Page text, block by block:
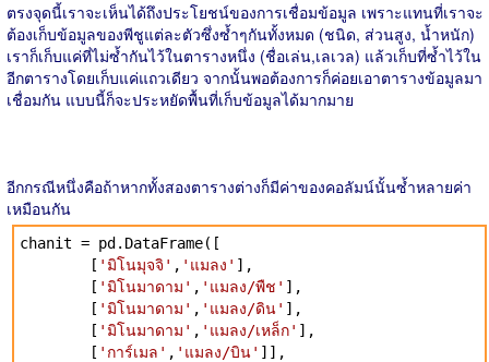
ตรงจุดนี้เราจะเห็นได้ถึงประโยชน์ของการเชื่อมข้อมูล เพราะแทนที่เราจะ
ต้องเก็บข้อมูลของพีชูแต่ละตัวซึ่งซ้ำๆกันทั้งหมด (ชนิด, ส่วนสูง, น้ำหนัก)
เราก็เก็บแค่ที่ไม่ซ้ำกันไว้ในตารางหนึ่ง (ชื่อเล่น,เลเวล) แล้วเก็บที่ซ้ำไว้ใน
อีกตารางโดยเก็บแค่แถวเดียว จากนั้นพอต้องการก็ค่อยเอาตารางข้อมูลมา
เชื่อมกัน แบบนี้ก็จะประหยัดพื้นที่เก็บข้อมูลได้มากมาย
อีกกรณีหนึ่งคือถ้าหากทั้งสองตารางต่างก็มีค่าของคอลัมน์นั้นซ้ำหลายค่า
เหมือนกัน
chanit = pd.DataFrame([
[ 'มิโนมุจจิ' , 'แมลง' ],
[ 'มิโนมาดาม' , 'แมลง/พืช' ],
[ 'มิโนมาดาม' , 'แมลง/ดิน' ],
[ 'มิโนมาดาม' , 'แมลง/เหล็ก' ],
[ 'การ์เมล' , 'แมลง/บิน' ]],